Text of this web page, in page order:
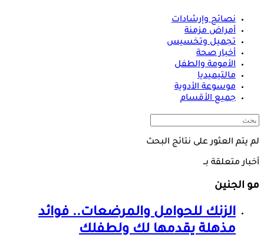
نصائح وإرشادات
أمراض مزمنة
تجميل وتخسيس
أخبار صحة
الأمومة والطفل
مالتيميديا
موسوعة الأدوية
جميع الأقسام
لم يتم العثور على نتائج البحث
أخبار متعلقة بــ
مو الجنين
الزنك للحوامل والمرضعات.. فوائد
مذهلة يقدمها لك ولطفلك